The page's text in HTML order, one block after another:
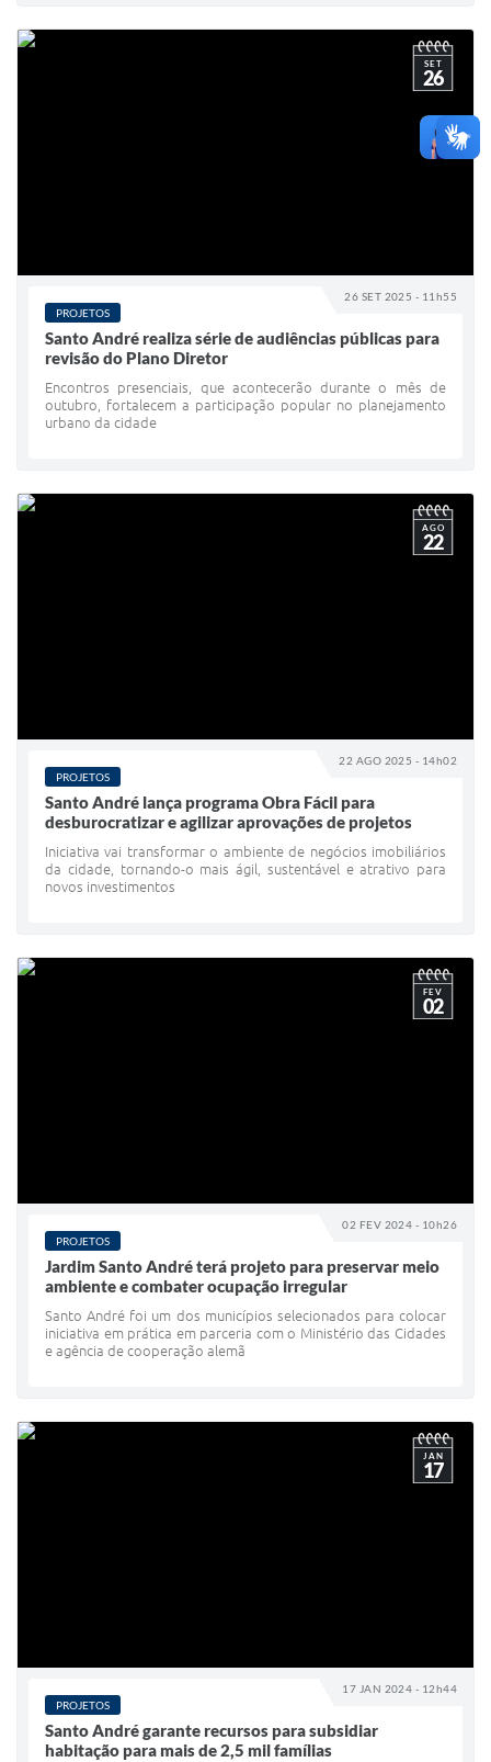
26 SET 2025 - 11h55
SET
26
PROJETOS
Santo André realiza série de audiências públicas para
revisão do Plano Diretor
Encontros presenciais, que acontecerão durante o mês de
outubro, fortalecem a participação popular no planejamento
urbano da cidade
22 AGO 2025 - 14h02
AGO
22
PROJETOS
Santo André lança programa Obra Fácil para
desburocratizar e agilizar aprovações de projetos
Iniciativa vai transformar o ambiente de negócios imobiliários
da cidade, tornando-o mais ágil, sustentável e atrativo para
novos investimentos
02 FEV 2024 - 10h26
FEV
02
PROJETOS
Jardim Santo André terá projeto para preservar meio
ambiente e combater ocupação irregular
Santo André foi um dos municípios selecionados para colocar
iniciativa em prática em parceria com o Ministério das Cidades
e agência de cooperação alemã
17 JAN 2024 - 12h44
JAN
17
PROJETOS
Santo André garante recursos para subsidiar
habitação para mais de 2,5 mil famílias